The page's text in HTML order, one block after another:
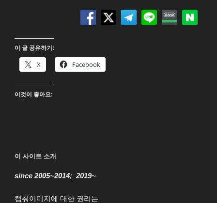
이 글 공유하기:
X Facebook
이것이 좋아요:
이 사이트 소개
since 2005~2014; 2019~
캡춰이미지에 대한 권리는